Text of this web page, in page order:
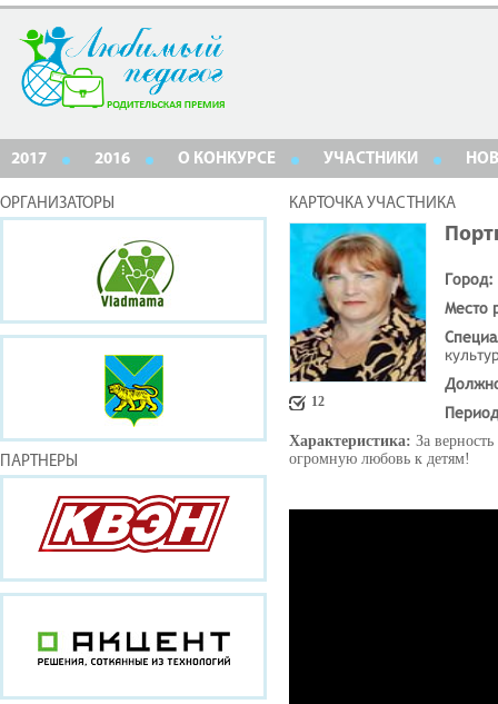
2017 2016 О КОНКУРСЕ УЧАСТНИКИ
ОРГАНИЗАТОРЫ
ПАРТНЕРЫ
КАРТОЧКА УЧАСТНИКА
12
Город:
Место
Характеристика: За
огромную любовь к детям!